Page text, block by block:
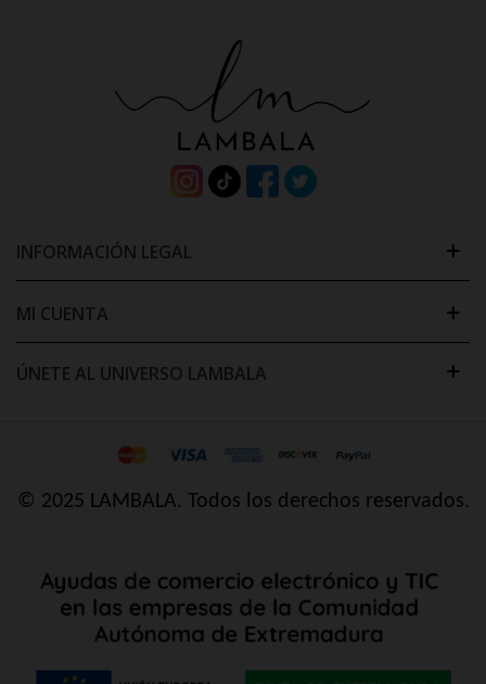
INFORMACIÓN LEGAL
MI CUENTA
ÚNETE AL UNIVERSO LAMBALA
© 2025 LAMBALA. Todos los derechos reservados.